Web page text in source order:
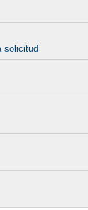
solicitud